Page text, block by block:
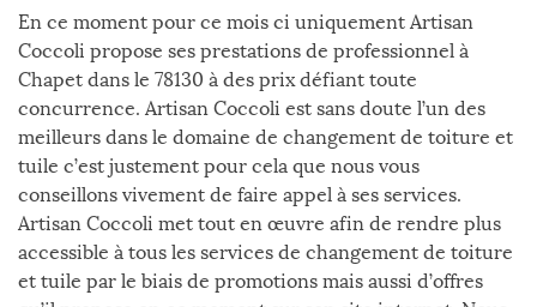
En ce moment pour ce mois ci uniquement Artisan
Coccoli propose ses prestations de professionnel à
Chapet dans le 78130 à des prix défiant toute
concurrence. Artisan Coccoli est sans doute l’un des
meilleurs dans le domaine de changement de toiture et
tuile c’est justement pour cela que nous vous
conseillons vivement de faire appel à ses services.
Artisan Coccoli met tout en œuvre afin de rendre plus
accessible à tous les services de changement de toiture
et tuile par le biais de promotions mais aussi d’offres